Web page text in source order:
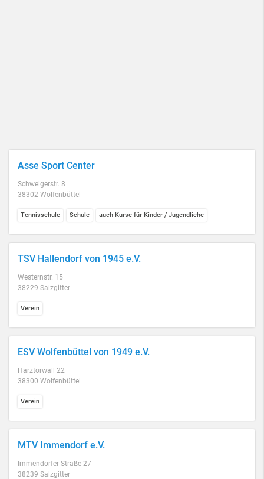
Asse Sport Center
Schweigerstr. 8
38302 Wolfenbüttel
Tennisschule Schule auch Kurse für Kinder / Jugendliche
TSV Hallendorf von 1945 e.V.
Westernstr. 15
38229 Salzgitter
Verein
ESV Wolfenbüttel von 1949 e.V.
Harztorwall 22
38300 Wolfenbüttel
Verein
MTV Immendorf e.V.
Immendorfer Straße 27
38239 Salzgitter